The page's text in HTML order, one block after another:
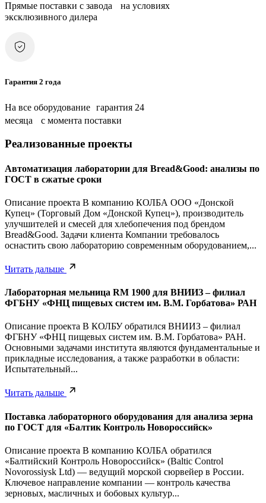
Прямые поставки с завода на условиях
эксклюзивного дилера
Гарантия 2 года
На все оборудование гарантия 24
месяца с момента поставки
Реализованные проекты
Автоматизация лаборатории для Bread&Good: анализы по
ГОСТ в сжатые сроки
Описание проекта В компанию КОЛБА ООО «Донской
Купец» (Торговый Дом «Донской Купец»), производитель
улучшителей и смесей для хлебопечения под брендом
Bread&Good. Задачи клиента Компании требовалось
оснастить свою лабораторию современным оборудованием,...
Читать дальше
Лабораторная мельница RM 1900 для ВНИИЗ – филиал
ФГБНУ «ФНЦ пищевых систем им. В.М. Горбатова» РАН
Описание проекта В КОЛБУ обратился ВНИИЗ – филиал
ФГБНУ «ФНЦ пищевых систем им. В.М. Горбатова» РАН.
Основными задачами института являются фундаментальные и
прикладные исследования, а также разработки в области:
Испытательный...
Читать дальше
Поставка лабораторного оборудования для анализа зерна
по ГОСТ для «Балтик Контроль Новороссийск»
Описание проекта В компанию КОЛБА обратился
«Балтийский Контроль Новороссийск» (Baltic Control
Novorossiysk Ltd) — ведущий морской сюрвейер в России.
Ключевое направление компании — контроль качества
зерновых, масличных и бобовых культур...